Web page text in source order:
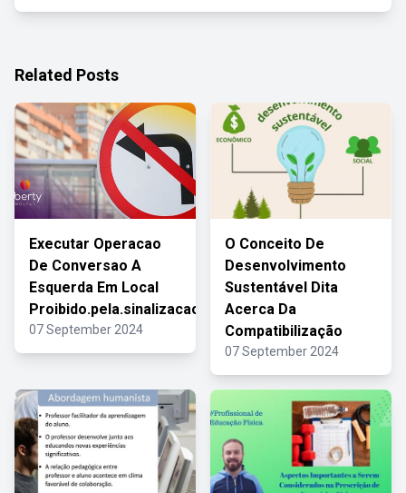
Related Posts
Executar Operacao
De Conversao A
Esquerda Em Local
Proibido.pela.sinalizacao
07 September 2024
O Conceito De
Desenvolvimento
Sustentável Dita
Acerca Da
Compatibilização
07 September 2024